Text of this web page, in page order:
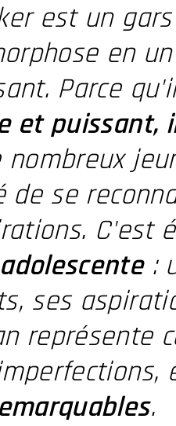
est un
en un
Parce
et
de se
C'est
:
ses
représente
.